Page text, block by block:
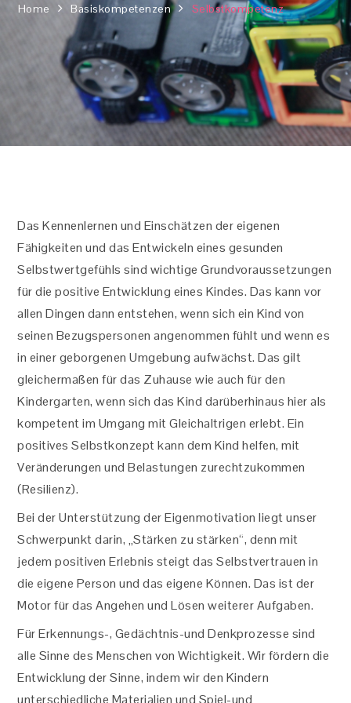
Home Basiskompetenzen Selbstkompetenz
Das Kennenlernen und Einschätzen der eigenen
Fähigkeiten und das Entwickeln eines gesunden
Selbstwertgefühls sind wichtige Grundvoraussetzungen
für die positive Entwicklung eines Kindes. Das kann vor
allen Dingen dann entstehen, wenn sich ein Kind von
seinen Bezugspersonen angenommen fühlt und wenn es
in einer geborgenen Umgebung aufwächst. Das gilt
gleichermaßen für das Zuhause wie auch für den
Kindergarten, wenn sich das Kind darüberhinaus hier als
kompetent im Umgang mit Gleichaltrigen erlebt. Ein
positives Selbstkonzept kann dem Kind helfen, mit
Veränderungen und Belastungen zurechtzukommen
(Resilienz).
Bei der Unterstützung der Eigenmotivation liegt unser
Schwerpunkt darin, „Stärken zu stärken“, denn mit
jedem positiven Erlebnis steigt das Selbstvertrauen in
die eigene Person und das eigene Können. Das ist der
Motor für das Angehen und Lösen weiterer Aufgaben.
Für Erkennungs-, Gedächtnis-und Denkprozesse sind
alle Sinne des Menschen von Wichtigkeit. Wir fördern die
Entwicklung der Sinne, indem wir den Kindern
unterschiedliche Materialien und Spiel-und